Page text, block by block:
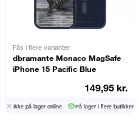
Fås i flere varianter
dbramante Monaco MagSafe
iPhone 15 Pacific Blue
149,95 kr.
Ikke på lager online På lager i flere butikker